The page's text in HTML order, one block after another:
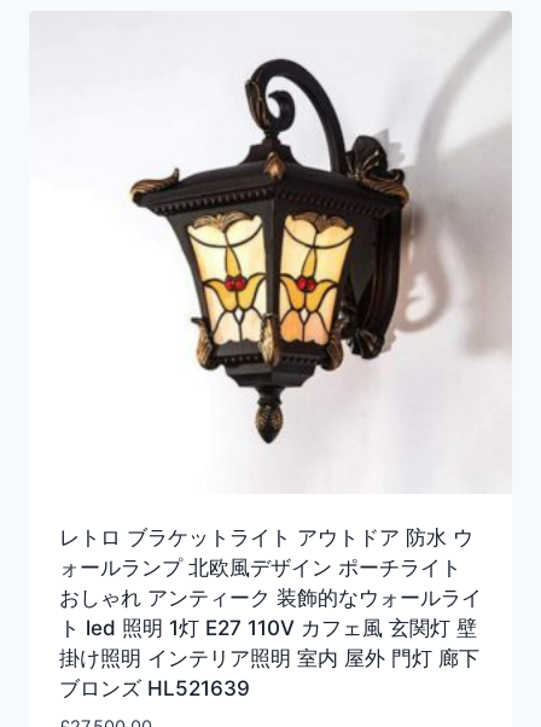
レトロ ブラケットライト アウトドア 防水 ウ
ォールランプ 北欧風デザイン ポーチライト
おしゃれ アンティーク 装飾的なウォールライ
ト led 照明 1灯 E27 110V カフェ風 玄関灯 壁
掛け照明 インテリア照明 室内 屋外 門灯 廊下
ブロンズ HL521639